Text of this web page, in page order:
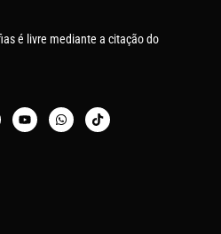
é livre mediante a citação do